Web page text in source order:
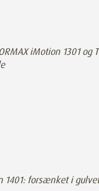
iMotion 1301 og
1401: forsænket i gulvet